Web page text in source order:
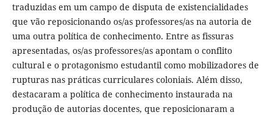
traduzidas em um campo de disputa de existencialidades
que vão reposicionando os/as professores/as na autoria de
uma outra política de conhecimento. Entre as fissuras
apresentadas, os/as professores/as apontam o conflito
cultural e o protagonismo estudantil como mobilizadores de
rupturas nas práticas curriculares coloniais. Além disso,
destacaram a política de conhecimento instaurada na
produção de autorias docentes, que reposicionaram a